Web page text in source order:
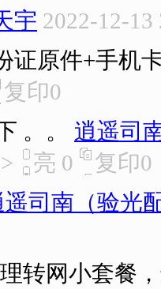
宇 2022-12-13
证原件+手机
复印0
。。
逍遥司
亮 0 复印0
遥司南（验光
转网小套餐